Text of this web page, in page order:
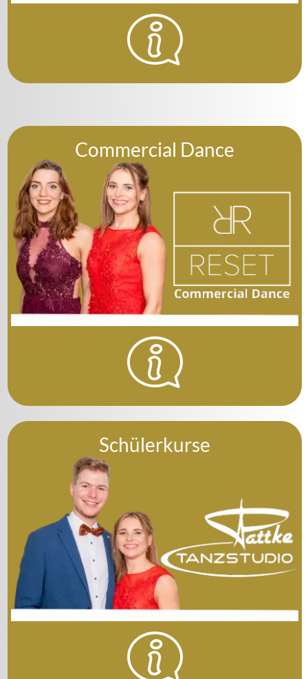
Commercial Dance
Schülerkurse